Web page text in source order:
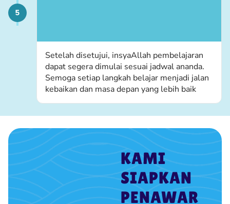
Setelah disetujui, insyaAllah pembelajaran
dapat segera dimulai sesuai jadwal ananda.
Semoga setiap langkah belajar menjadi jalan
kebaikan dan masa depan yang lebih baik
KAMI
SIAPKAN
PENAWAR